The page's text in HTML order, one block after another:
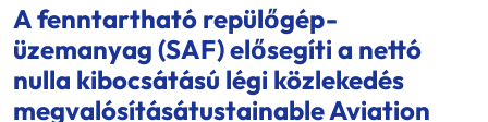
A fenntartható repülőgép-
üzemanyag (SAF) elősegíti a nettó
nulla kibocsátású légi közlekedés
megvalósításátustainable Aviation